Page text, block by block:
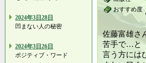
2024年3日28日
凹まない人の秘密
2024年3日26日
ポジティブ・ワード
おすすめ度
佐藤富雄さ
苦手で…と
言う方には